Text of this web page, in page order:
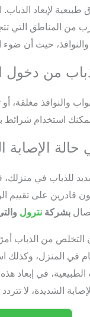
لإبعاد الذباب.
من المناطق التي
والنوافذ، حيث أن
من دخول
والنوافذ
يمكنك استخدام شرائط
حالة الإصابة
للذباب في
قادرين على تقييم
بشركة نترول
التخلص من الذباب
في المنزل، وكذلك
في إبعاد
الشديدة، لا